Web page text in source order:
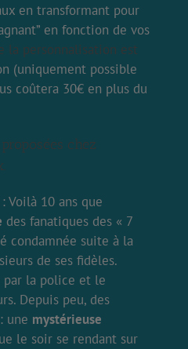
en transformant pour
en fonction de vos
la personnalisation est
(uniquement possible
coûtera 30€ en plus du
chez
Voilà 10 ans que
des fanatiques des « 7
condamnée suite à la
de ses fidèles.
par la police et le
Depuis peu, des
une mystérieuse
le soir se rendant sur